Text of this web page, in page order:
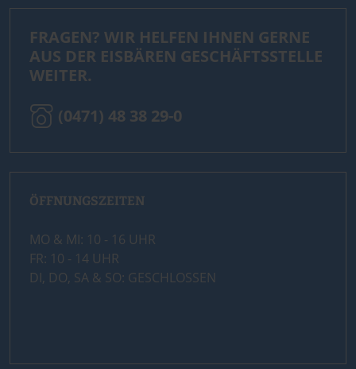
FRAGEN? WIR HELFEN IHNEN GERNE
AUS DER EISBÄREN GESCHÄFTSSTELLE
WEITER.
(0471) 48 38 29-0
ÖFFNUNGSZEITEN
MO & MI: 10 - 16 UHR
FR: 10 - 14 UHR
DI, DO, SA & SO: GESCHLOSSEN